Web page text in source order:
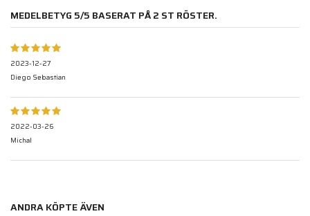
MEDELBETYG 5/5 BASERAT PÅ2 ST RÖSTER.
2023-12-27
Diego Sebastian
2022-03-26
Michal
ANDRA KÖPTE ÄVEN